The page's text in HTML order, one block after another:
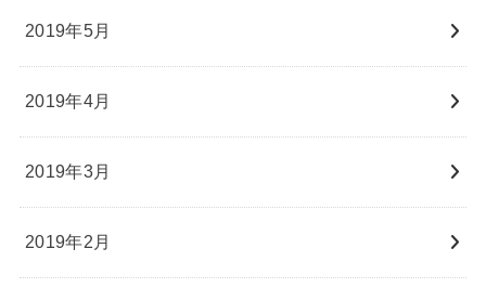
2019年5月
2019年4月
2019年3月
2019年2月